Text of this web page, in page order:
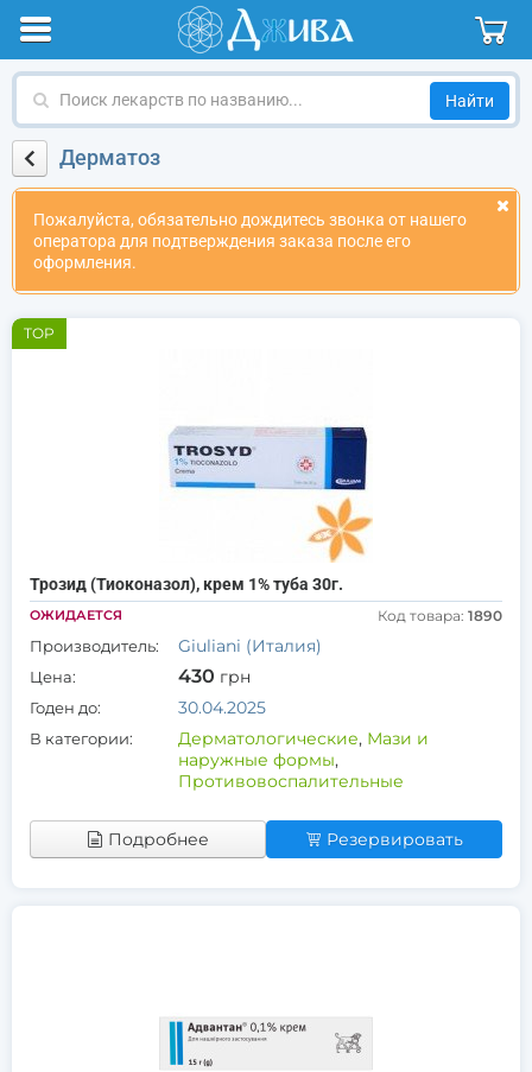
Поиск
по
названию
Дерматоз
Пожалуйста, обязательно дождитесь звонка от нашего
оператора для подтверждения заказа после его
оформления.
TOP
Трозид (Тиоконазол), крем 1% туба 30г.
ОЖИДАЕТСЯ Код товара: 1890
Производитель: Giuliani (Италия)
Цена: 430 грн
Годен до: 30.04.2025
В категории: Дерматологические, Мази и
наружные формы,
Противовоспалительные
Подробнее Резервировать